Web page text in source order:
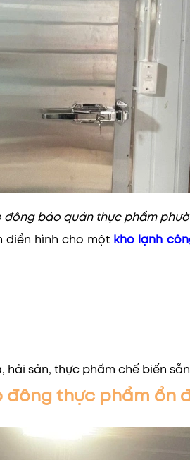
đông bảo quản thực phẩm
điển hình cho một kho lạnh
hải sản, thực phẩm chế biến
đông thực phẩm ổn